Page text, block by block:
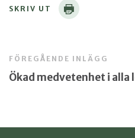
SKRIV UT
FÖREGÅENDE INLÄGG
Ökad medvetenhet i alla